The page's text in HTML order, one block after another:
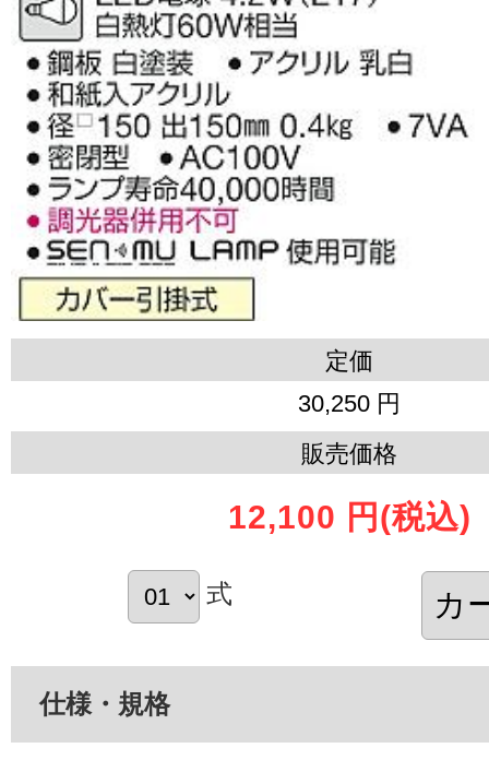
定価
30,250 円
販売価格
12,100 円 (税込)
式
仕様・規格